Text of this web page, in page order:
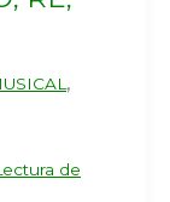
,
de